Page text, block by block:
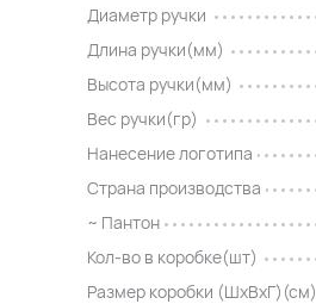
Диаметр ручки
Длина ручки(мм)
Высота ручки(мм)
Вес ручки(гр)
Нанесение логотипа
Страна производства
~ Пантон
Кол-во в коробке(шт)
Размер коробки (ШхВхГ)(см)